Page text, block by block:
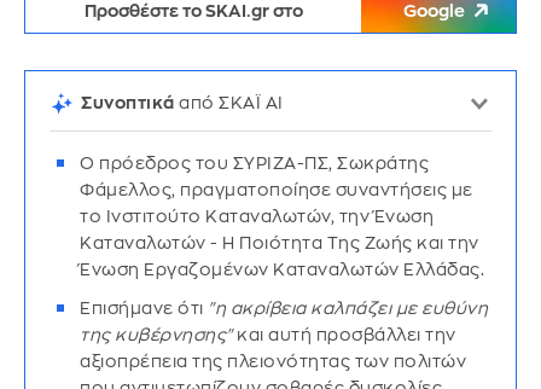
Προσθέστε το SKAI.gr στο Google
Συνοπτικά από ΣΚΑΪ AI
Ο πρόεδρος του ΣΥΡΙΖΑ-ΠΣ, Σωκράτης
Φάμελλος, πραγματοποίησε συναντήσεις με
το Ινστιτούτο Καταναλωτών, την Ένωση
Καταναλωτών - Η Ποιότητα Της Ζωής και την
Ένωση Εργαζομένων Καταναλωτών Ελλάδας.
Επισήμανε ότι "η ακρίβεια καλπάζει με ευθύνη
της κυβέρνησης"και αυτή προσβάλλει την
αξιοπρέπεια της πλειονότητας των πολιτών